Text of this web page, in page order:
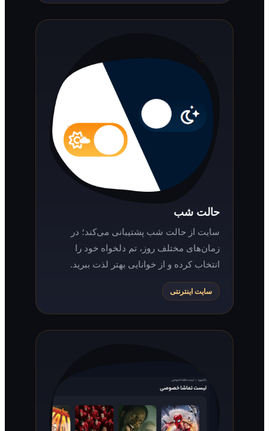
حالت شب
سایت از حالت شب پشتیبانی می‌کند؛ در
زمان‌های مختلف روز، تم دلخواه خود را
انتخاب کرده و از خوانایی بهتر لذت ببرید.
سایت اینترنتی